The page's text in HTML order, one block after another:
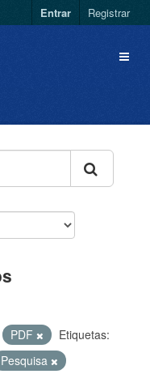
Entrar Registrar
PDF
Etiquetas:
Pesquisa